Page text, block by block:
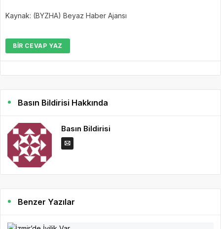
Kaynak: (BYZHA) Beyaz Haber Ajansı
BIR CEVAP YAZ
Basın Bildirisi Hakkında
Basın Bildirisi
Benzer Yazılar